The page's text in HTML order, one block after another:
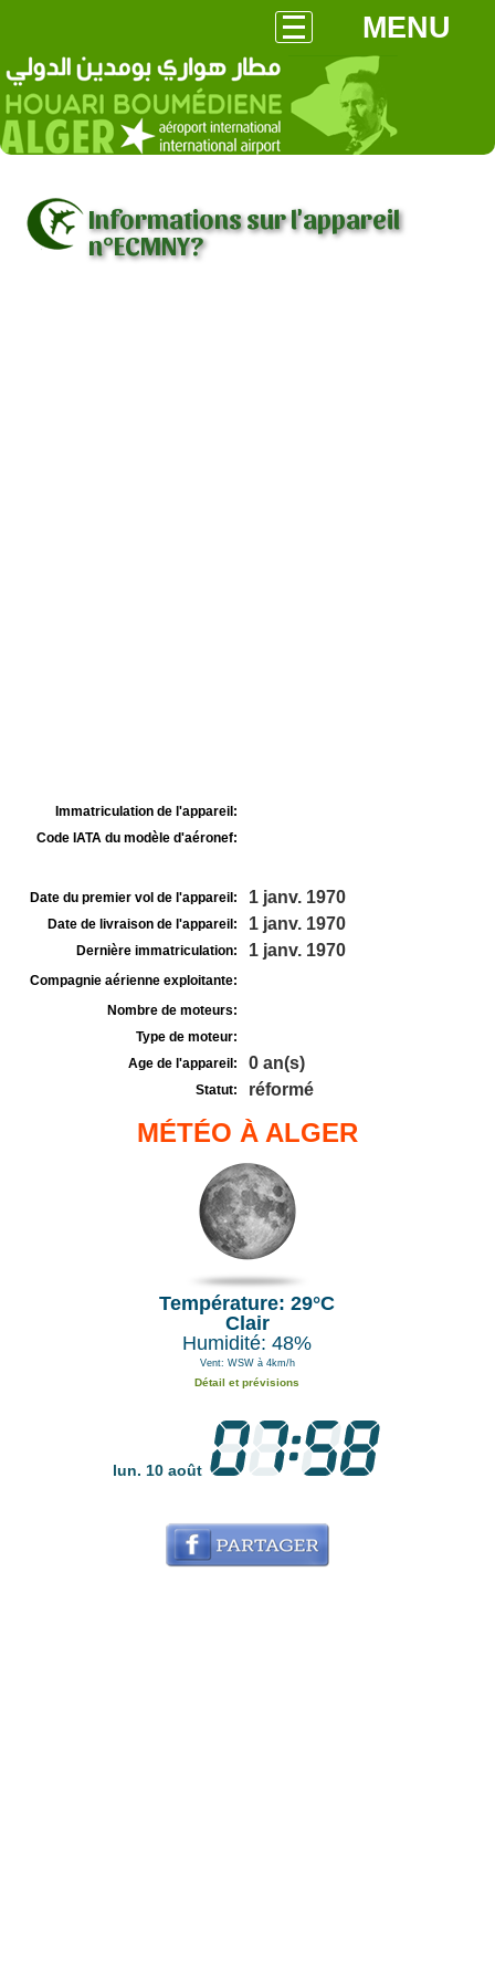
MENU
Informations sur l'appareil
n°ECMNY?
Immatriculation de l'appareil:
Code IATA du modèle d'aéronef:
Date du premier vol de l'appareil: 1 janv. 1970
Date de livraison de l'appareil: 1 janv. 1970
Dernière immatriculation: 1 janv. 1970
Compagnie aérienne exploitante:
Nombre de moteurs:
Type de moteur:
Age de l'appareil:
0 an(s)
Statut: réformé
MÉTÉO À ALGER
Température: 29°C
Clair
Humidité: 48%
Vent: WSW à 4km/h
Détail et prévisions
lun. 10 août